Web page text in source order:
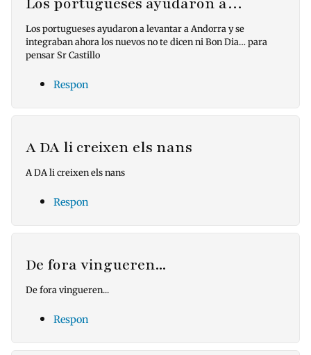
Los portugueses ayudaron a levantar a Andorra y se
integraban ahora los nuevos no te dicen ni Bon Dia… para
pensar Sr Castillo
Respon
A DA li creixen els nans
A DA li creixen els nans
Respon
De fora vingueren...
De fora vingueren...
Respon